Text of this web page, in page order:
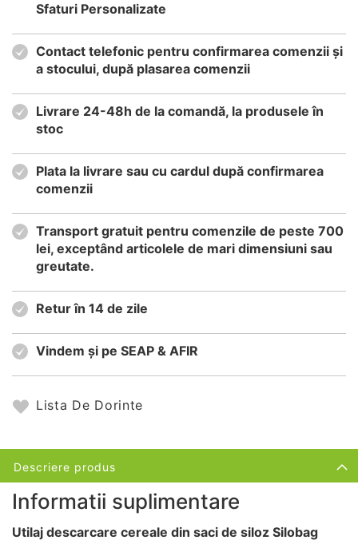
Sfaturi Personalizate
Contact telefonic pentru confirmarea comenzii și
a stocului, după plasarea comenzii
Livrare 24-48h de la comandă, la produsele în
stoc
Plata la livrare sau cu cardul după confirmarea
comenzii
Transport gratuit pentru comenzile de peste 700
lei, exceptând articolele de mari dimensiuni sau
greutate.
Retur în 14 de zile
Vindem și pe SEAP & AFIR
Lista De Dorinte
Descriere produs
Informatii suplimentare
Utilaj descarcare cereale din saci de siloz Silobag